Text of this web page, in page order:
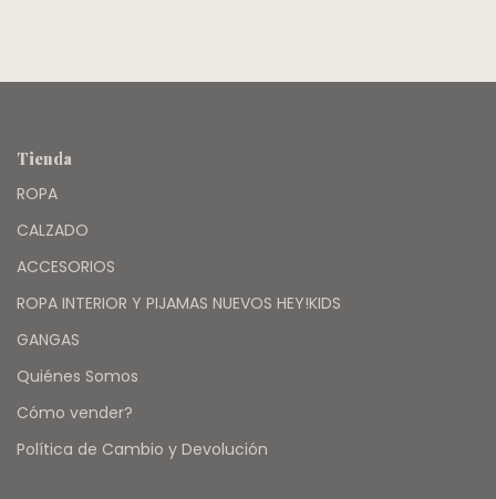
Tienda
ROPA
CALZADO
ACCESORIOS
ROPA INTERIOR Y PIJAMAS NUEVOS HEY!KIDS
GANGAS
Quiénes Somos
Cómo vender?
Política de Cambio y Devolución